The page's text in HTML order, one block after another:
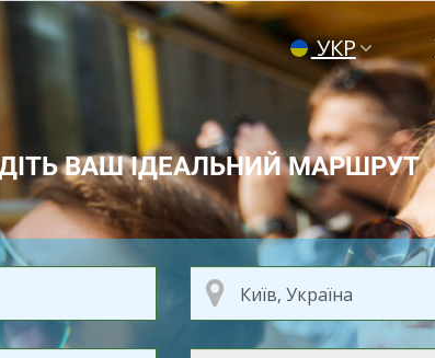
УКР
ENG
РУС
ВАШ ІДЕАЛЬНИЙ МАРШРУТ